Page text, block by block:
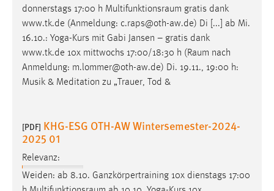
donnerstags 17:00 h Multifunktionsraum gratis dank
www.tk.de (Anmeldung: c.raps@oth-aw.de) Di [...] ab Mi.
16.10.: Yoga-Kurs mit Gabi Jansen – gratis dank
www.tk.de 10x mittwochs 17:00/18:30 h (Raum nach
Anmeldung: m.lommer@oth-aw.de) Di. 19.11., 19:00 h:
Musik & Meditation zu „Trauer, Tod &
[PDF] KHG-ESG OTH-AW Wintersemester-2024-
2025 01
Relevanz:
Weiden: ab 8.10. Ganzkörpertraining 10x dienstags 17:00